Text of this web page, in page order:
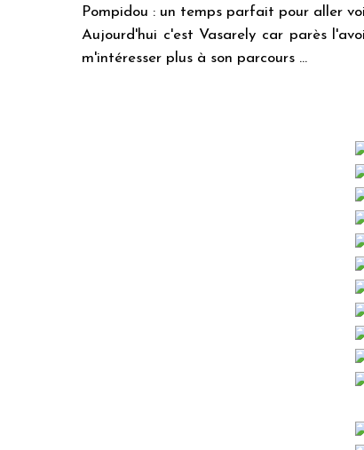
Pompidou : un temps parfait pour aller
Aujourd'hui c'est Vasarely car parès
m'intéresser plus à son parcours ...